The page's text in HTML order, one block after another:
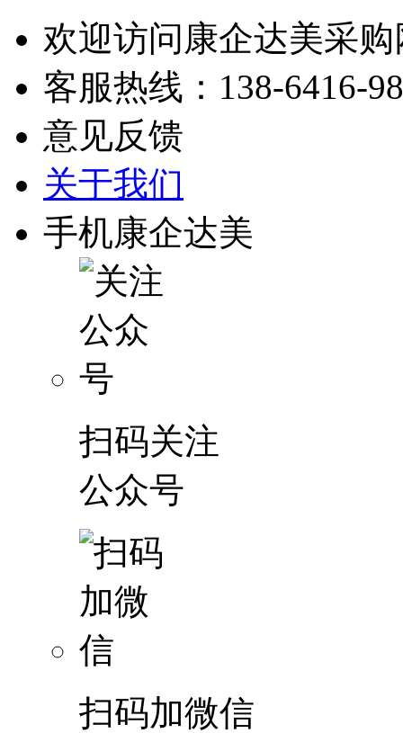
欢迎访问康企达美采购
客服热线： 138-6416-
意见反馈
关于我们
手机康企达美
扫码关注
公众号
扫码加微信